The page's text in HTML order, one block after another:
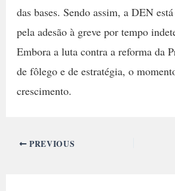
das bases. Sendo assim, a DEN
pela adesão à greve por tempo
Embora a luta contra a reforma da
de fôlego e de estratégia, o
crescimento.
PREVIOUS